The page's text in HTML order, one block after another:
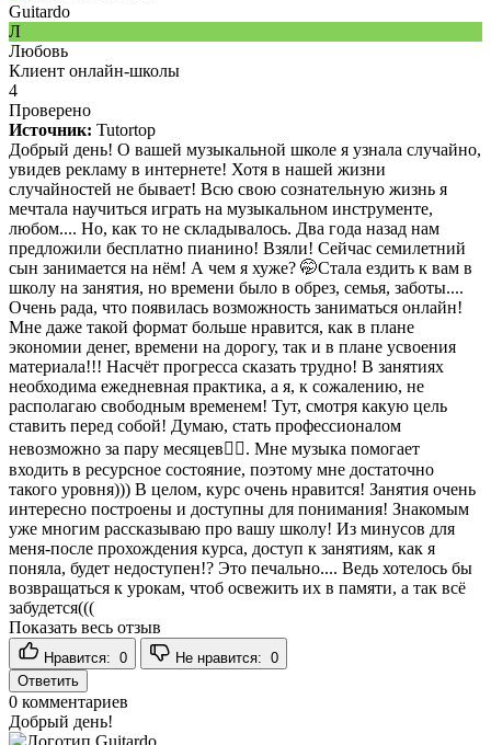
Guitardo
Л
Любовь
Клиент онлайн-школы
4
Проверено
Источник: Tutortop
Добрый день! О вашей музыкальной школе я узнала случайно,
увидев рекламу в интернете! Хотя в нашей жизни
случайностей не бывает! Всю свою сознательную жизнь я
мечтала научиться играть на музыкальном инструменте,
любом.... Но, как то не складывалось. Два года назад нам
предложили бесплатно пианино! Взяли! Сейчас семилетний
сын занимается на нём! А чем я хуже? 🤭Стала ездить к вам в
школу на занятия, но времени было в обрез, семья, заботы....
Очень рада, что появилась возможность заниматься онлайн!
Мне даже такой формат больше нравится, как в плане
экономии денег, времени на дорогу, так и в плане усвоения
материала!!! Насчёт прогресса сказать трудно! В занятиях
необходима ежедневная практика, а я, к сожалению, не
располагаю свободным временем! Тут, смотря какую цель
ставить перед собой! Думаю, стать профессионалом
невозможно за пару месяцев🤦‍♀️. Мне музыка помогает
входить в ресурсное состояние, поэтому мне достаточно
такого уровня))) В целом, курс очень нравится! Занятия очень
интересно построены и доступны для понимания! Знакомым
уже многим рассказываю про вашу школу! Из минусов для
меня-после прохождения курса, доступ к занятиям, как я
поняла, будет недоступен!? Это печально.... Ведь хотелось бы
возвращаться к урокам, чтоб освежить их в памяти, а так всё
забудется(((
Показать весь отзыв
Нравится: 0 Не нравится: 0
Ответить
0 комментариев
Добрый день!